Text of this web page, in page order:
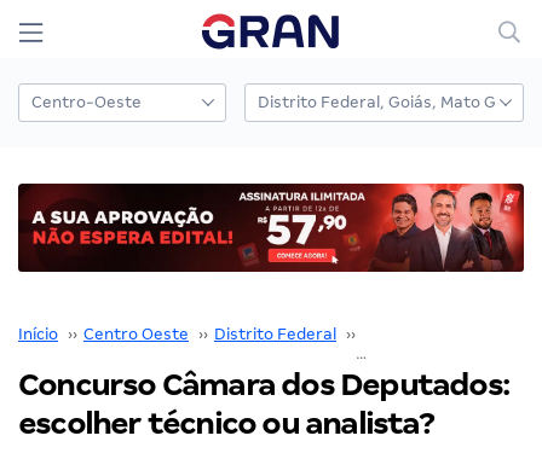
Início ›› Centro Oeste ›› Distrito Federal ››
Concurso Câmara dos Deputados:
escolher técnico ou analista?